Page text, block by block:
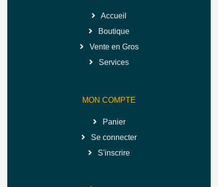
Accueil
Boutique
Vente en Gros
Services
MON COMPTE
Panier
Se connecter
S'inscrire